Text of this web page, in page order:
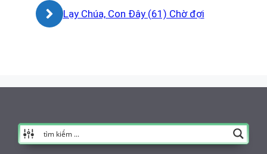
Lạy Chúa, Con Đây (61) Chờ đợi